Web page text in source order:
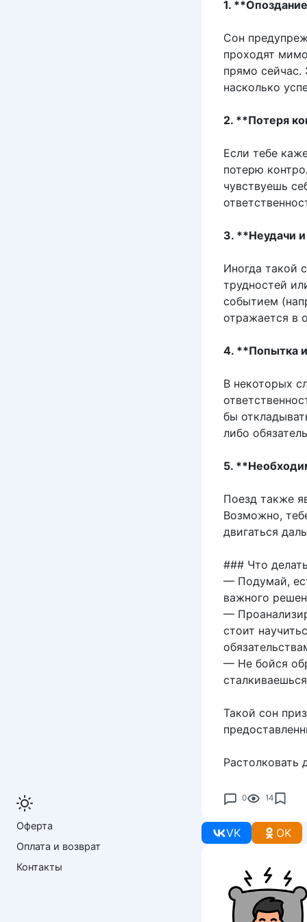
1.
Сон
проходят
прямо сейчас.
насколько
2. **Потеря
Если тебе
потерю
чувствуешь
3. **Неудачи
Иногда такой
трудностей
событием
отражается в
4. **Попытка
В некоторых
бы
либо
5.
Поезд также
Возможно,
двигаться
### Что
— Подумай,
важного
—
стоит
— Не бойся
Такой сон
0 14
VK OK
Оферта
Оплата и возврат
Контакты